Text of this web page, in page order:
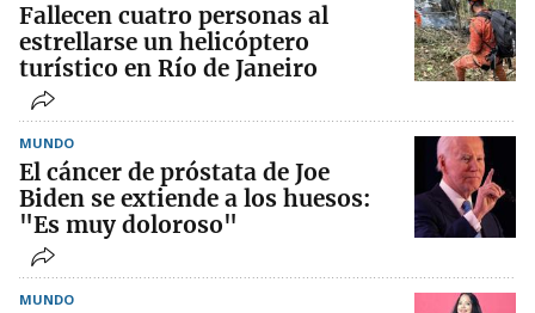
Fallecen cuatro personas al
estrellarse un helicóptero
turístico en Río de Janeiro
MUNDO
El cáncer de próstata de Joe
Biden se extiende a los huesos:
"Es muy doloroso"
MUNDO